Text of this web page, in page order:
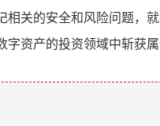
关的安全和风险问题，
资产的投资领域中斩获属